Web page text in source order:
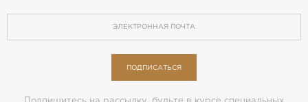
ПОДПИСАТЬСЯ